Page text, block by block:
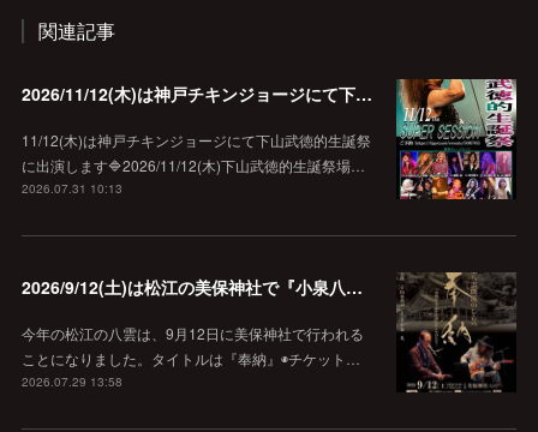
関連記事
2026/11/12(木)は神戸チキンジョージにて下山武徳的生誕祭に出演します♪
11/12(木)は神戸チキンジョージにて下山武徳的生誕祭
に出演します🔷2026/11/12(木)下山武徳的生誕祭場…
2026.07.31 10:13
2026/9/12(土)は松江の美保神社で『小泉八雲朗読のしらべ』
今年の松江の八雲は、9月12日に美保神社で行われる
ことになりました。タイトルは『奉納』◉チケット…
2026.07.29 13:58